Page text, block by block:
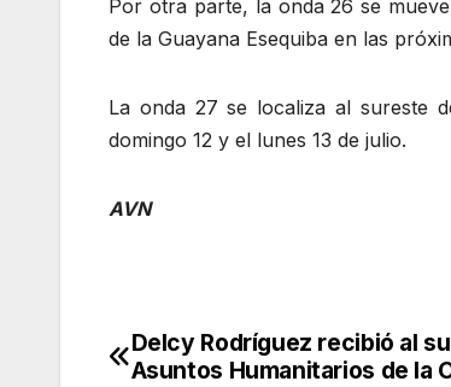
Por otra parte, la onda 26 se
de la Guayana Esequiba en las
La onda 27 se localiza al sureste
domingo 12 y el lunes 13 de julio.
AVN
Navegación
Delcy Rodríguez recibió al
Asuntos Humanitarios de la